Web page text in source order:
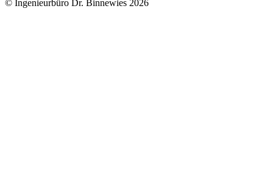
© Ingenieurbüro Dr. Binnewies 2026